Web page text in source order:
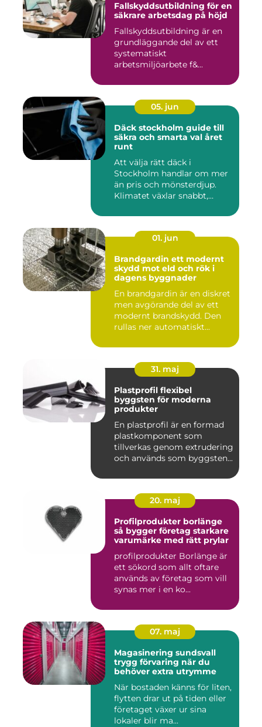
Fallskyddsutbildning för en
säkrare arbetsdag på höjd
Fallskyddsutbildning är en
grundläggande del av ett
systematiskt
arbetsmiljöarbete f&...
05. jun
Däck stockholm guide till
säkra och smarta val året
runt
Att välja rätt däck i
Stockholm handlar om mer
än pris och mönsterdjup.
Klimatet växlar snabbt,
01. jun
Brandgardin ett modernt
skydd mot eld och rök i
dagens byggnader
En brandgardin är en diskret
men avgörande del av ett
modernt brandskydd. Den
rullas ner automatiskt...
31. maj
Plastprofil flexibel
byggsten för moderna
produkter
En plastprofil är en formad
plastkomponent som
tillverkas genom extrudering
och används som byggsten...
20. maj
Profilprodukter borlänge
så bygger företag starkare
varumärke med rätt prylar
profilprodukter Borlänge är
ett sökord som allt oftare
används av företag som vill
synas mer i en ko...
07. maj
Magasinering sundsvall
trygg förvaring när du
behöver extra utrymme
När bostaden känns för liten,
flytten drar ut på tiden eller
företaget växer ur sina
lokaler blir ma...